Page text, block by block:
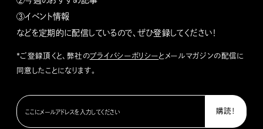
③イベント情報
などを定期的に配信しているので、ぜひ登録してください！
*ご登録頂くと、弊社のプライバシーポリシーとメールマガジンの配信に
同意したことになります。